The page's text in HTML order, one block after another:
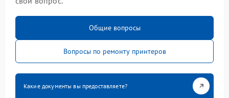
Общие вопросы
Вопросы по ремонту принтеров
Какие документы вы предоставляете?